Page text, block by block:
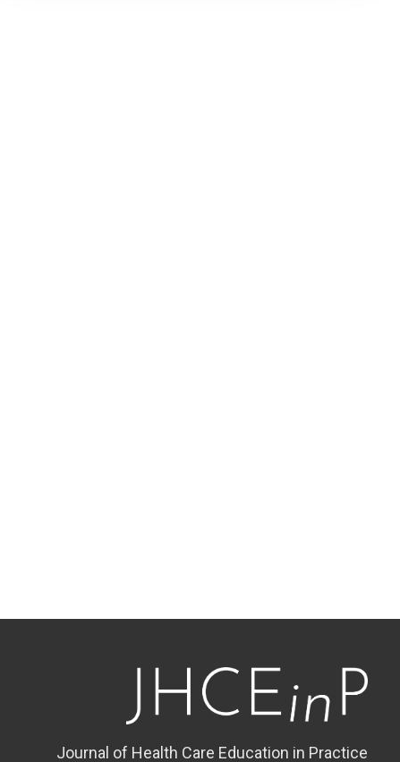
Journal of Health Care Education in Practice